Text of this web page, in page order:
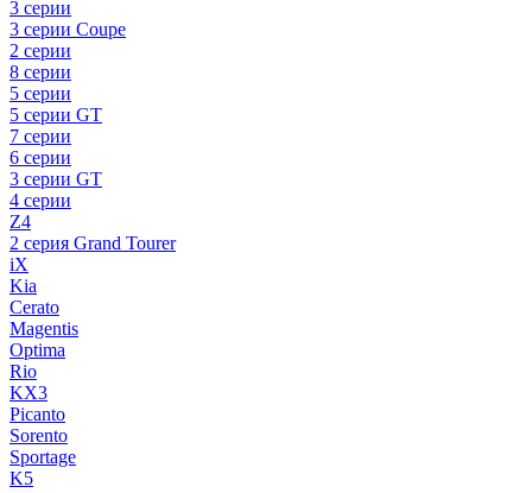
3 серии
3 серии Coupe
2 серии
8 серии
5 серии
5 серии GT
7 серии
6 серии
3 серии GT
4 серии
Z4
2 серия Grand Tourer
iX
Kia
Cerato
Magentis
Optima
Rio
KX3
Picanto
Sorento
Sportage
K5